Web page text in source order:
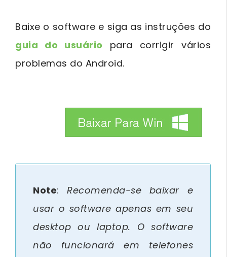
Baixe o software e siga as instruções do
guia do usuário para corrigir vários
problemas do Android.
Note:Recomenda-se baixar e
usar o software apenas em seu
desktop ou laptop. O software
não funcionará em telefones